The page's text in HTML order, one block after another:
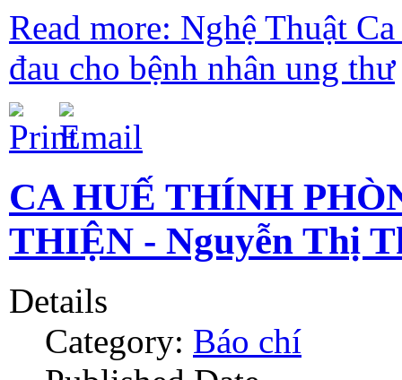
Read more: Nghệ Thuật
đau cho bệnh nhân ung thư
CA HUẾ THÍNH
THIỆN - Nguyễn Thị
Details
Category: Báo chí